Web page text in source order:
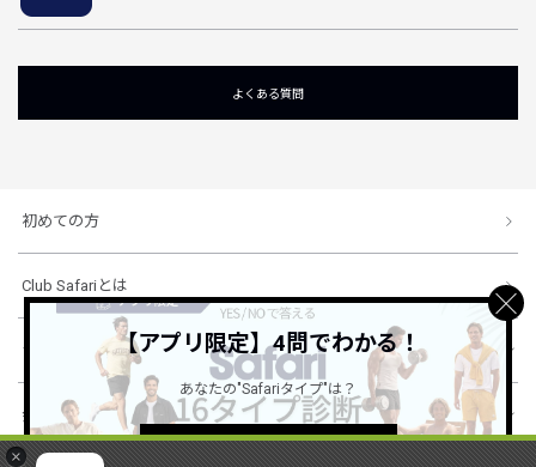
×
よくある質問
初めての方
Club Safariとは
ショッピングガイド
会社概要・規約
【アプリ限定】4問でわかる！
あなたの"Safariタイプ"は？
詳しくはこちら ＞